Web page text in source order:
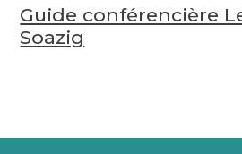
Guide conférencière
Soazig